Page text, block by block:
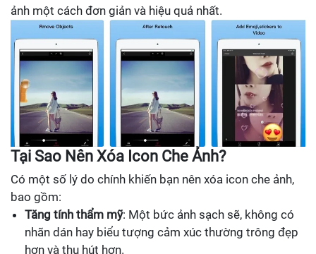
ảnh một cách đơn giản và hiệu quả nhất.
Tại Sao Nên Xóa Icon Che Ảnh?
Có một số lý do chính khiến bạn nên xóa icon che ảnh,
bao gồm:
Tăng tính thẩm mỹ: Một bức ảnh sạch sẽ, không có
nhãn dán hay biểu tượng cảm xúc thường trông đẹp
hơn và thu hút hơn.